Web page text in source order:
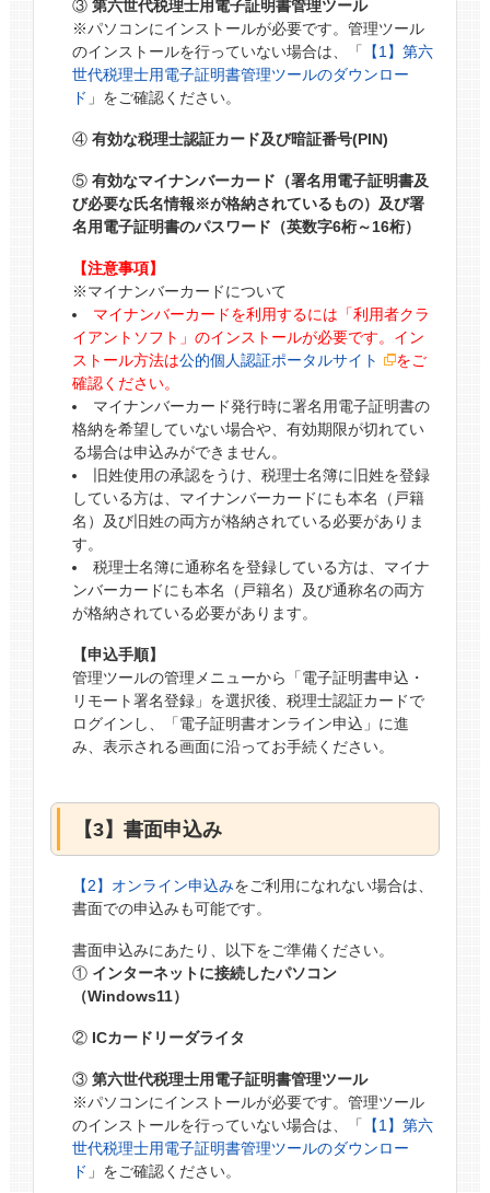
③第六世代税理士用電子証明書管理ツール
※パソコンにインストールが必要です。管理ツール
のインストールを行っていない場合は、「
【1】第六
世代税理士用電子証明書管理ツールのダウンロー
ド 」をご確認ください。
④有効な税理士認証カード及び暗証番号(PIN)
⑤有効なマイナンバーカード（署名用電子証明書及
び必要な氏名情報※が格納されているもの）及び署
名用電子証明書のパスワード（英数字6桁～16桁）
【注意事項】
※マイナンバーカードについて
マイナンバーカードを利用するには「利用者クラ
イアントソフト」のインストールが必要です。イン
ストール方法は公的個人認証ポータルサイト
をご
確認ください。
マイナンバーカード発行時に署名用電子証明書の
格納を希望していない場合や、有効期限が切れてい
る場合は申込みができません。
旧姓使用の承認をうけ、税理士名簿に旧姓を登録
している方は、マイナンバーカードにも本名（戸籍
名）及び旧姓の両方が格納されている必要がありま
す。
税理士名簿に通称名を登録している方は、マイナ
ンバーカードにも本名（戸籍名）及び通称名の両方
が格納されている必要があります。
【申込手順】
管理ツールの管理メニューから「電子証明書申込・
リモート署名登録」を選択後、税理士認証カードで
ログインし、「電子証明書オンライン申込」に進
み、表示される画面に沿ってお手続ください。
【3】書面申込み
【2】オンライン申込みをご利用になれない場合は、
書面での申込みも可能です。
書面申込みにあたり、以下をご準備ください。
① インターネットに接続したパソコン
（Windows11）
② ICカードリーダライタ
③第六世代税理士用電子証明書管理ツール
※パソコンにインストールが必要です。管理ツール
のインストールを行っていない場合は、「
【1】第六
世代税理士用電子証明書管理ツールのダウンロー
ド 」をご確認ください。